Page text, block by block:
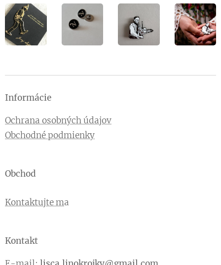
Informácie
Ochrana osobných údajov
Obchodné podmienky
Obchod
Kontaktujte ma
Kontakt